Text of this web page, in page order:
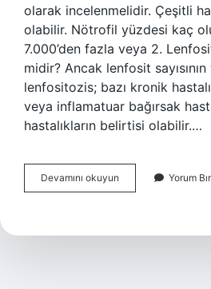
olarak incelenmelidir. Çeşitli
olabilir. Nötrofil yüzdesi kaç
7.000’den fazla veya 2.
midir? Ancak lenfosit
lenfositozis; bazı kronik
veya inflamatuar bağırsak
hastalıkların belirtisi olabilir.…
Devamını okuyun
Lenfosit
Olmalı
Yorum